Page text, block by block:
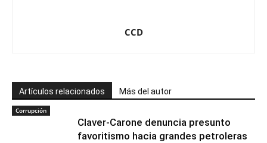
CCD
Artículos relacionados Más del autor
Corrupción
Claver-Carone denuncia presunto
favoritismo hacia grandes petroleras